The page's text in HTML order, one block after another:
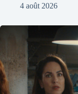
4 août 2026